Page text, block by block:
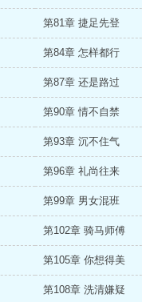
第81章 捷足先登
第84章 怎样都行
第87章 还是路过
第90章 情不自禁
第93章 沉不住气
第96章 礼尚往来
第99章 男女混班
第102章 骑马师傅
第105章 你想得美
第108章 洗清嫌疑